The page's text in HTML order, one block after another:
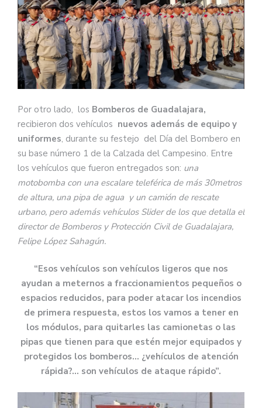
Por otro lado, los Bomberos de Guadalajara,
recibieron dos vehículos nuevos además de equipo y
uniformes, durante su festejo del Día del Bombero en
su base número 1 de la Calzada del Campesino. Entre
los vehículos que fueron entregados son: una
motobomba con una escalare teleférica de más 30metros
de altura, una pipa de agua y un camión de rescate
urbano, pero además vehículos Slider de los que detalla el
director de Bomberos y Protección Civil de Guadalajara,
Felipe López Sahagún.
“Esos vehículos son vehículos ligeros que nos
ayudan a meternos a fraccionamientos pequeños o
espacios reducidos, para poder atacar los incendios
de primera respuesta, estos los vamos a tener en
los módulos, para quitarles las camionetas o las
pipas que tienen para que estén mejor equipados y
protegidos los bomberos… ¿vehículos de atención
rápida?… son vehículos de ataque rápido”.